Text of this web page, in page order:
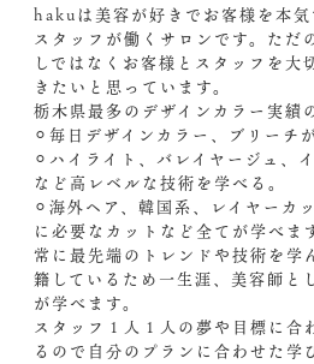
hakuは美容が好きでお客様を本
スタッフが働くサロンです。ただ
しではなくお客様とスタッフを大
きたいと思っています。
栃木県最多のデザインカラー実績
⚪︎毎日デザインカラー、ブリーチ
⚪︎ハイライト、バレイヤージュ、
など高レベルな技術を学べる。
⚪︎海外ヘア、韓国系、レイヤーカ
に必要なカットなど全てが学べま
常に最先端のトレンドや技術を学
籍しているため一生涯、美容師と
が学べます。
スタッフ１人１人の夢や目標に合
るので自分のプランに合わせた学